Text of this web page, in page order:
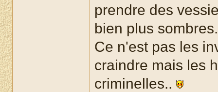
prendre des
bien plus
Ce n'est pas les
craindre mais les
criminelles..